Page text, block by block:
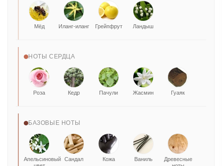
Мёд Иланг-иланг Грейпфрут Ландыш
НОТЫ СЕРДЦА
Роза Кедр Пачули Жасмин Гуаяк
БАЗОВЫЕ НОТЫ
Апельсиновый Сандал Кожа Ваниль
Древесные